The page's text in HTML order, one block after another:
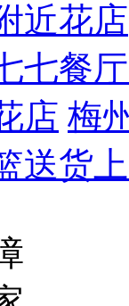
近花店
七餐
店 梅
送货